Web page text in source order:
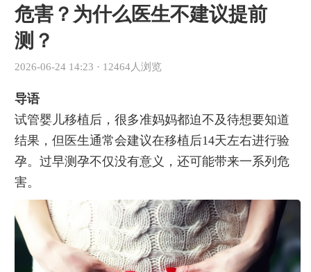
危害？为什么医生不建议提前
测？
2026-06-24 14:23 · 12464人浏览
导语
试管婴儿移植后，很多准妈妈都迫不及待想要知道
结果，但医生通常会建议在移植后14天左右进行验
孕。过早测孕不仅没有意义，还可能带来一系列危
害。